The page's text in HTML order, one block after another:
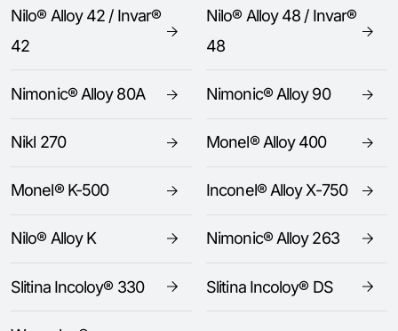
Nilo® Alloy 42 / Invar®
42
Nilo® Alloy 48 / Invar®
48
Nimonic® Alloy 80A Nimonic® Alloy 90
Nikl 270 Monel® Alloy 400
Monel® K-500 Inconel® Alloy X-750
Nilo® Alloy K Nimonic® Alloy 263
Slitina Incoloy® 330 Slitina Incoloy® DS